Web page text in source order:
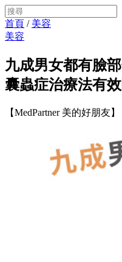
首頁 / 美容
美容
九成男女都有臉
囊蟲症治療法有
【MedPartner 美的好朋友】